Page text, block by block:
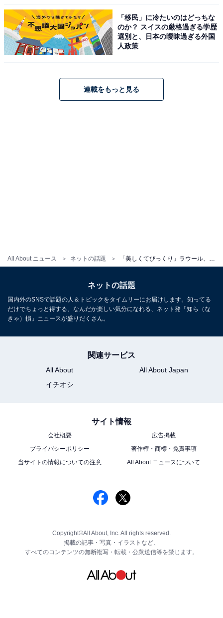
All About ニュース ネットの話題
「移民」に冷たいのはどっちな
のか？ スイスの厳格過ぎる学歴
選別と、日本の曖昧過ぎる外国
人政策
連載をもっと見る
ネットの話題
国内外のSNSで話題の人＆トピックをタイムリーにお届けします。知ってる
だけでちょっと得する、なんだか楽しい気分になれる、ネット発「知ら（な
きゃ）損」ニュースが盛りだくさん。
関連サービス
All About
All About Japan
イチオシ
サイト情報
会社概要
広告掲載
プライバシーポリシー
著作権・商標・免責事項
当サイトの情報についての注意
All About ニュースについて
Copyright©All About, Inc. All rights reserved.
掲載の記事・写真・イラストなど、
すべてのコンテンツの無断複写・転載・公衆送信等を禁じます。